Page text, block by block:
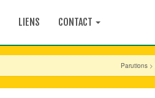
LIENS CONTACT
Parutions >